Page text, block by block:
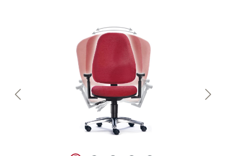
Bildergalerie überspringen